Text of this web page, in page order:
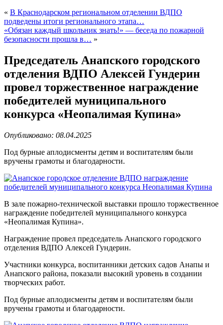
« В Краснодарском региональном отделении ВДПО
подведены итоги регионального этапа…
«Обязан каждый школьник знать!» — беседа по пожарной
безопасности прошла в… »
Председатель Анапского городского
отделения ВДПО Алексей Гундерин
провел торжественное награждение
победителей муниципального
конкурса «Неопалимая Купина»
Опубликовано: 08.04.2025
Под бурные аплодисменты детям и воспитателям были
вручены грамоты и благодарности.
В зале пожарно-технической выставки прошло торжественное
награждение победителей муниципального конкурса
«Неопалимая Купина».
Награждение провел председатель Анапского городского
отделения ВДПО Алексей Гундерин.
Участники конкурса, воспитанники детских садов Анапы и
Анапского района, показали высокий уровень в создании
творческих работ.
Под бурные аплодисменты детям и воспитателям были
вручены грамоты и благодарности.